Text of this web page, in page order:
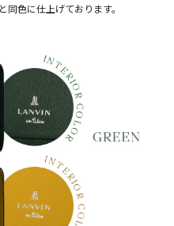
色に仕上げております。